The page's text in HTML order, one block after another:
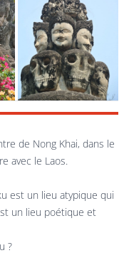
de Nong Khai, dans le
avec le Laos.
est un lieu atypique qui
un lieu poétique et
?